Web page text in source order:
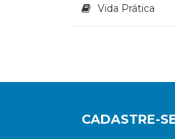
Vida Prática
CADASTRE-